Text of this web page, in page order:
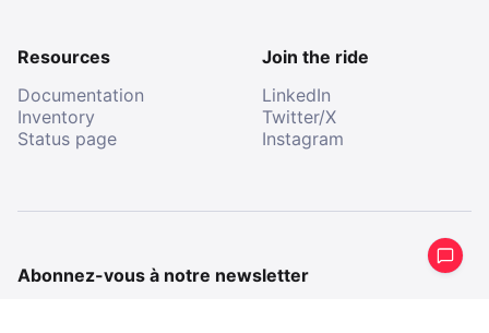
Resources
Documentation
Inventory
Status page
Join the ride
LinkedIn
Twitter/X
Instagram
Abonnez-vous à notre newsletter